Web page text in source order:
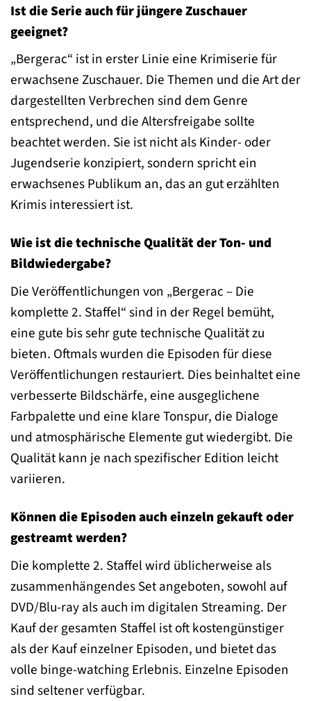
Ist die Serie auch für jüngere Zuschauer
geeignet?
„Bergerac“ ist in erster Linie eine Krimiserie für
erwachsene Zuschauer. Die Themen und die Art der
dargestellten Verbrechen sind dem Genre
entsprechend, und die Altersfreigabe sollte
beachtet werden. Sie ist nicht als Kinder- oder
Jugendserie konzipiert, sondern spricht ein
erwachsenes Publikum an, das an gut erzählten
Krimis interessiert ist.
Wie ist die technische Qualität der Ton- und
Bildwiedergabe?
Die Veröffentlichungen von „Bergerac – Die
komplette 2. Staffel“ sind in der Regel bemüht,
eine gute bis sehr gute technische Qualität zu
bieten. Oftmals wurden die Episoden für diese
Veröffentlichungen restauriert. Dies beinhaltet eine
verbesserte Bildschärfe, eine ausgeglichene
Farbpalette und eine klare Tonspur, die Dialoge
und atmosphärische Elemente gut wiedergibt. Die
Qualität kann je nach spezifischer Edition leicht
variieren.
Können die Episoden auch einzeln gekauft oder
gestreamt werden?
Die komplette 2. Staffel wird üblicherweise als
zusammenhängendes Set angeboten, sowohl auf
DVD/Blu-ray als auch im digitalen Streaming. Der
Kauf der gesamten Staffel ist oft kostengünstiger
als der Kauf einzelner Episoden, und bietet das
volle binge-watching Erlebnis. Einzelne Episoden
sind seltener verfügbar.